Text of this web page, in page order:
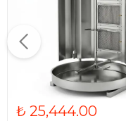
₺ 25,444.00